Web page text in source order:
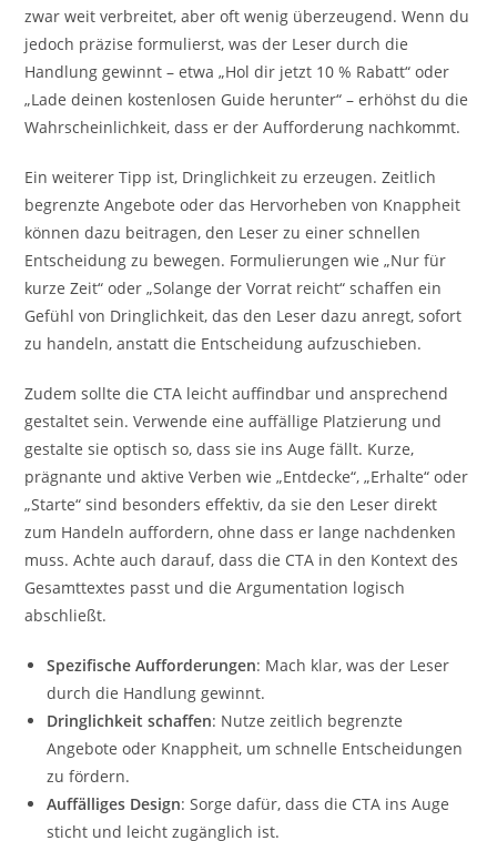
zwar weit verbreitet, aber oft wenig überzeugend. Wenn du
jedoch präzise formulierst, was der Leser durch die
Handlung gewinnt – etwa „Hol dir jetzt 10 % Rabatt“ oder
„Lade deinen kostenlosen Guide herunter“ – erhöhst du die
Wahrscheinlichkeit, dass er der Aufforderung nachkommt.
Ein weiterer Tipp ist, Dringlichkeit zu erzeugen. Zeitlich
begrenzte Angebote oder das Hervorheben von Knappheit
können dazu beitragen, den Leser zu einer schnellen
Entscheidung zu bewegen. Formulierungen wie „Nur für
kurze Zeit“ oder „Solange der Vorrat reicht“ schaffen ein
Gefühl von Dringlichkeit, das den Leser dazu anregt, sofort
zu handeln, anstatt die Entscheidung aufzuschieben.
Zudem sollte die CTA leicht auffindbar und ansprechend
gestaltet sein. Verwende eine auffällige Platzierung und
gestalte sie optisch so, dass sie ins Auge fällt. Kurze,
prägnante und aktive Verben wie „Entdecke“, „Erhalte“ oder
„Starte“ sind besonders effektiv, da sie den Leser direkt
zum Handeln auffordern, ohne dass er lange nachdenken
muss. Achte auch darauf, dass die CTA in den Kontext des
Gesamttextes passt und die Argumentation logisch
abschließt.
Spezifische Aufforderungen: Mach klar, was der Leser
durch die Handlung gewinnt.
Dringlichkeit schaffen: Nutze zeitlich begrenzte
Angebote oder Knappheit, um schnelle Entscheidungen
zu fördern.
Auffälliges Design: Sorge dafür, dass die CTA ins Auge
sticht und leicht zugänglich ist.